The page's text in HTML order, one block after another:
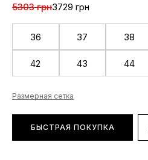
5303 грн3729 грн
36 37 38
42 43 44
Размерная сетка
БЫСТРАЯ ПОКУПКА